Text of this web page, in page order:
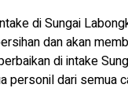
di Sungai
dan akan
di intake
personil dari semua